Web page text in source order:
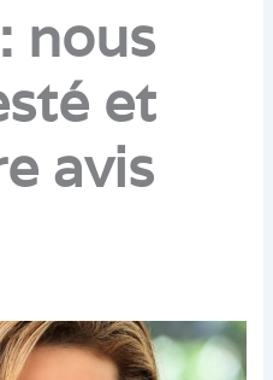
nous
et
avis